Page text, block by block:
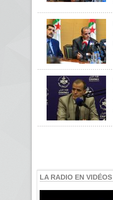
LA RADIO EN VIDÉOS